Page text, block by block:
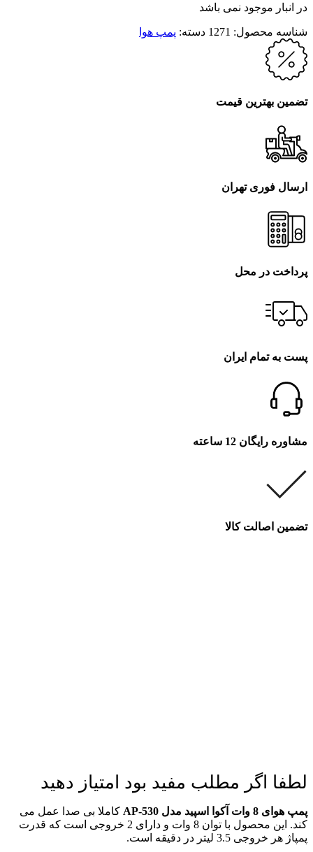
در انبار موجود نمی باشد
شناسه محصول: 1271 دسته: پمپ هوا
تضمین بهترین قیمت
ارسال فوری تهران
پرداخت در محل
پست به تمام ایران
مشاوره رایگان 12 ساعته
تضمین اصالت کالا
لطفا اگر مطلب مفید بود امتیاز دهید
پمپ هوای 8 وات آکوا اسپید مدل AP-530
کاملا بی صدا عمل می
کند. این محصول با توان 8 وات و دارای 2 خروجی است که قدرت
پمپاژ هر خروجی 3.5 لیتر در دقیقه است.